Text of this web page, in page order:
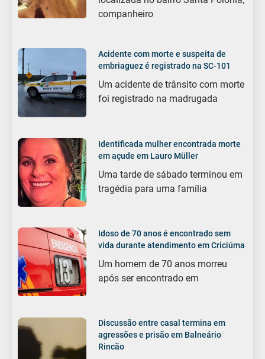
companheiro
Acidente com morte e suspeita de
embriaguez é registrado na SC-101
Um acidente de trânsito com morte
foi registrado na madrugada
Identificada mulher encontrada morte
em açude em Lauro Müller
Uma tarde de sábado terminou em
tragédia para uma família
Idoso de 70 anos é encontrado sem
vida durante atendimento em Criciúma
Um homem de 70 anos morreu
após ser encontrado em
Discussão entre casal termina em
agressões e prisão em Balneário
Rincão